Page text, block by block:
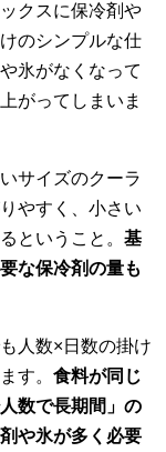
クスに保冷剤や
のシンプルな仕
氷がなくなって
がってしまいま
サイズのクーラ
やすく、小さい
ということ。 基
な保冷剤の量も
人数×日数の掛け
す。 食料が同じ
数で長期間」の
や氷が多く必要